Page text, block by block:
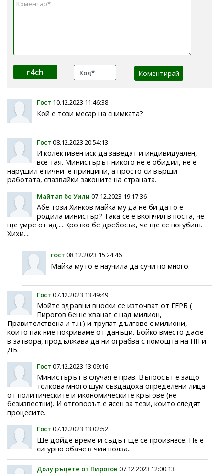
r4ch
Гост 10.12.2023 11:46:38
Кой е този месар на снимката?
Гост 08.12.2023 20:54:13
И колективен иск да заведат и индивидуален,
все тая. Министърът никого не е обидил, не е
нарушил етичните принципи, а просто си върши
работата, спазвайки законите на страната.
Майтап бе Уили 07.12.2023 19:17:36
Абе този Хинков майка му да не би да го е
родила министър? Така се е вкопчил в поста, че
ще умре от яд.... Кротко бе дребосък, че ще се погубиш.
Хихи....
гост 08.12.2023 15:24:46
Майка му го е научила да сучи по много.
Гост 07.12.2023 13:49:49
Мойте здравни вноски се източват от ГЕРБ (
Пирогов беше хванат с над милион,
Правителствена и т.н.) и трупат дългове с милиони,
които пак ние покриваме от данъци. Бойко вместо дафе
в затвора, продължава да ни ограбва с помощта на ПП и
ДБ.
Гост 07.12.2023 13:09:16
Министърът в случая е прав. Въпросът е защо
толкова много шум създадоха определени лица
от политическите и икономическите кръгове (не
безизвестни). И отговорът е ясен за тези, които следят
процесите.
Гост 07.12.2023 13:02:52
Ще дойде време и съдът ще се произнесе. Не е
сигурно обаче в чия полза...
Долу ръцете от Пирогов 07.12.2023 12:00:13